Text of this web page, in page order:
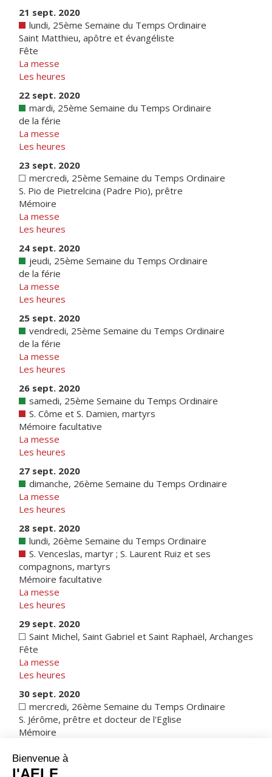
21 sept. 2020
lundi, 25ème Semaine du Temps Ordinaire
Saint Matthieu, apôtre et évangéliste
Fête
La messe
Les heures
22 sept. 2020
mardi, 25ème Semaine du Temps Ordinaire
de la férie
La messe
Les heures
23 sept. 2020
mercredi, 25ème Semaine du Temps Ordinaire
S. Pio de Pietrelcina (Padre Pio), prêtre
Mémoire
La messe
Les heures
24 sept. 2020
jeudi, 25ème Semaine du Temps Ordinaire
de la férie
La messe
Les heures
25 sept. 2020
vendredi, 25ème Semaine du Temps Ordinaire
de la férie
La messe
Les heures
26 sept. 2020
samedi, 25ème Semaine du Temps Ordinaire
S. Côme et S. Damien, martyrs
Mémoire facultative
La messe
Les heures
27 sept. 2020
dimanche, 26ème Semaine du Temps Ordinaire
La messe
Les heures
28 sept. 2020
lundi, 26ème Semaine du Temps Ordinaire
S. Venceslas, martyr ; S. Laurent Ruiz et ses
compagnons, martyrs
Mémoire facultative
La messe
Les heures
29 sept. 2020
Saint Michel, Saint Gabriel et Saint Raphaël, Archanges
Fête
La messe
Les heures
30 sept. 2020
mercredi, 26ème Semaine du Temps Ordinaire
S. Jérôme, prêtre et docteur de l'Eglise
Mémoire
Les heures